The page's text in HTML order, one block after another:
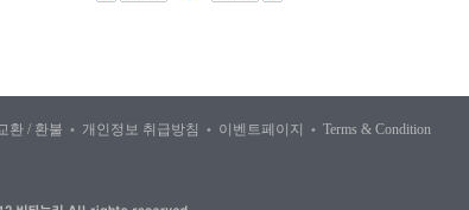
환 / 환불 • 개인정보 취급방침 • 이벤트페이지 • Terms & Condition